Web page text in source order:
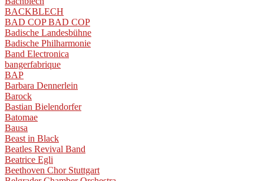
BACKBLECH
BAD COP BAD COP
Badische Landesbühne
Badische Philharmonie
Band Electronica
bangerfabrique
BAP
Barbara Dennerlein
Barock
Bastian Bielendorfer
Batomae
Bausa
Beast in Black
Beatles Revival Band
Beatrice Egli
Beethoven Chor Stuttgart